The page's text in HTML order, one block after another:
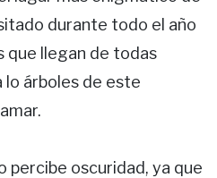
durante todo el año
que llegan de todas
lo árboles de este
percibe oscuridad, ya que